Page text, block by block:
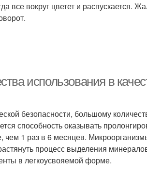
все вокруг цветет и распускается.
использования в
безопасности, большому
способность оказывать
1 раз в 6 месяцев.
процесс выделения
в легкоусвояемой форме.